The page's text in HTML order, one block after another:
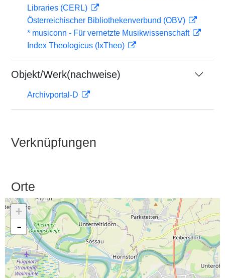
Libraries (CERL)
Österreichischer Bibliothekenverbund (OBV)
* musiconn - Für vernetzte Musikwissenschaft
Index Theologicus (IxTheo)
Objekt/Werk(nachweise)
Archivportal-D
Verknüpfungen
Orte
+
-